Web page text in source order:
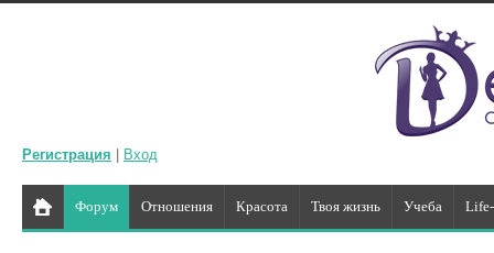
Регистрация Вход
Форум Отношения Красота Твоя жизнь Учеба